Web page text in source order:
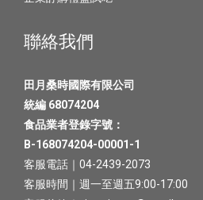
聯絡我們
田月桑時國際有限公司
統編 68074204
食品業者登錄字號：
B-168074204-00001-1
客服電話｜04-2439-2073
客服時間｜週一至週五9:00-17:00